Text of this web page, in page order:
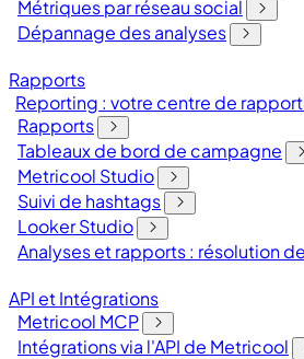
Métriques par réseau social
Dépannage des analyses
Rapports
Reporting : votre centre de
Rapports
Tableaux de bord de campagne
Metricool Studio
Suivi de hashtags
Looker Studio
Analyses et rapports : résolution
API et Intégrations
Metricool MCP
Intégrations via l'API de Metricool